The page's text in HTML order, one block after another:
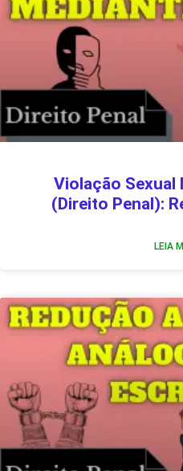
Violação Sexual
(Direito Penal):
LEIA